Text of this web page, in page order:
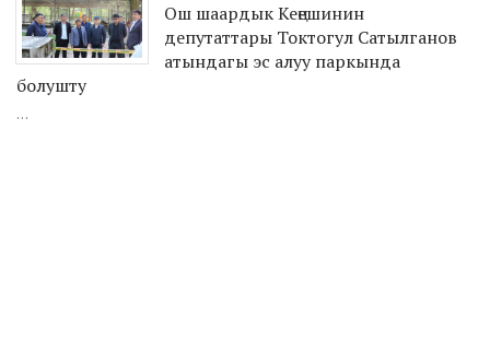
Ош шаардык Кеңешинин
депутаттары Токтогул Сатылганов
атындагы эс алуу паркында
болушту
...